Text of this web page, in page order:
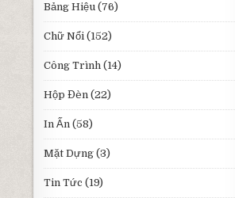
Bảng Hiệu (76)
Chữ Nổi (152)
Công Trình (14)
Hộp Đèn (22)
In Ấn (58)
Mặt Dựng (3)
Tin Tức (19)